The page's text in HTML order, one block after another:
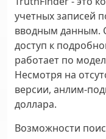
учетных записей
вводным данным.
доступ к
работает по
Несмотря на
версии, анлим-
доллара.
Возможности